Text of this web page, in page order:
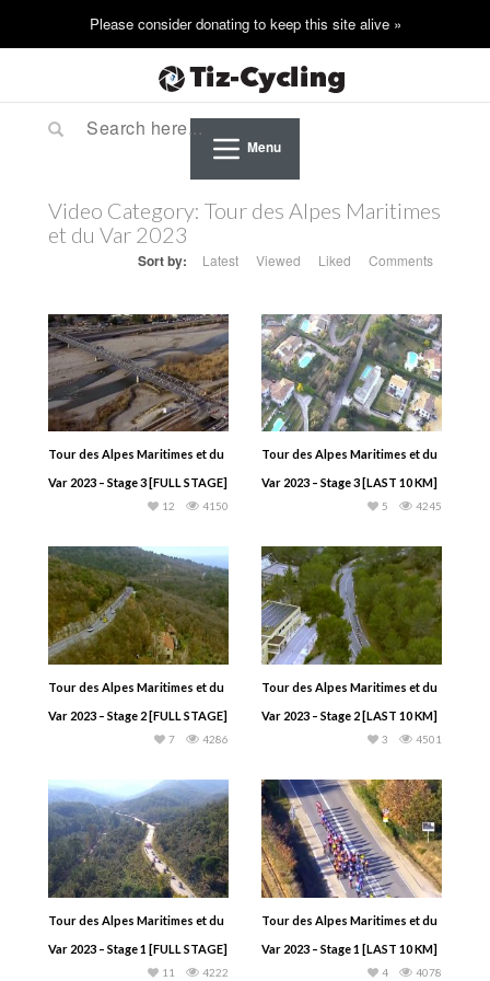
Menu
Video Category: Tour des Alpes Maritimes
et du Var 2023
Sort by: Latest Viewed Liked Comments
Tour des Alpes Maritimes et du
Var 2023 – Stage 3 [FULL STAGE]
4150
12
Tour des Alpes Maritimes et du
Var 2023 – Stage 3 [LAST 10 KM]
4245
5
Tour des Alpes Maritimes et du
Var 2023 – Stage 2 [FULL STAGE]
4286
7
Tour des Alpes Maritimes et du
Var 2023 – Stage 2 [LAST 10 KM]
4501
3
Tour des Alpes Maritimes et du
Var 2023 – Stage 1 [FULL STAGE]
4222
11
Tour des Alpes Maritimes et du
Var 2023 – Stage 1 [LAST 10 KM]
4078
4